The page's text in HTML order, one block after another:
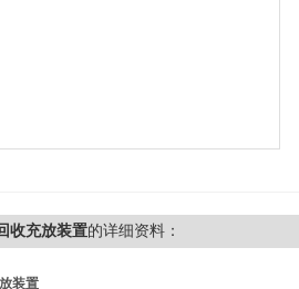
收充放装置的详细资料：
装置